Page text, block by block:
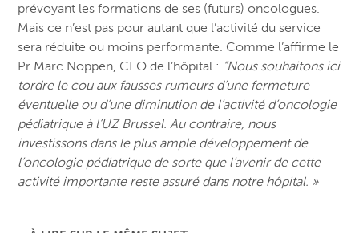
prévoyant les formations de ses (futurs) oncologues.
Mais ce n’est pas pour autant que l’activité du service
sera réduite ou moins performante. Comme l’affirme le
Pr Marc Noppen, CEO de l’hôpital : “Nous souhaitons ici
tordre le cou aux fausses rumeurs d’une fermeture
éventuelle ou d’une diminution de l’activité d’oncologie
pédiatrique à l’UZ Brussel. Au contraire, nous
investissons dans le plus ample développement de
l’oncologie pédiatrique de sorte que l’avenir de cette
activité importante reste assuré dans notre hôpital. »